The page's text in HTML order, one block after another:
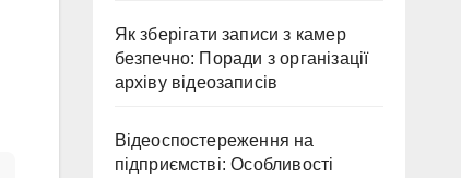
Як зберігати записи з камер
безпечно: Поради з організації
архіву відеозаписів
Відеоспостереження на
підприємстві: Особливості